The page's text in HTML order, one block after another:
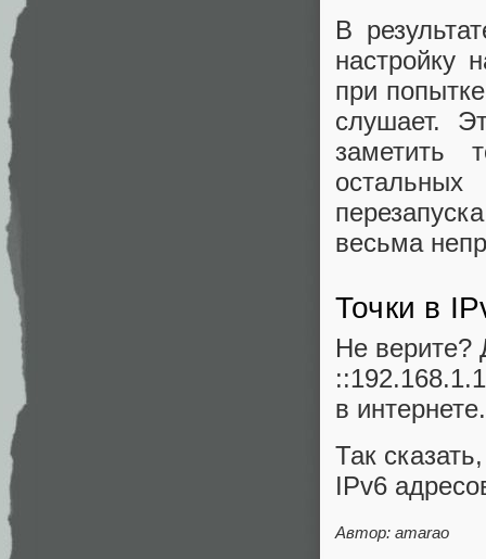
В
настройку
при
слушает.
заметить
остальных
весьма
Точки в
Не верите?
в интернете.
Так
IPv6
Автор: amarao